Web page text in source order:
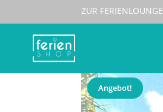
ZUR FERIENLOUNGE
Angebot!